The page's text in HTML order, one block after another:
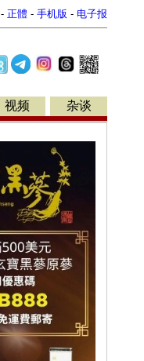
- 正體 - 手机版 - 电子报
视频 杂谈